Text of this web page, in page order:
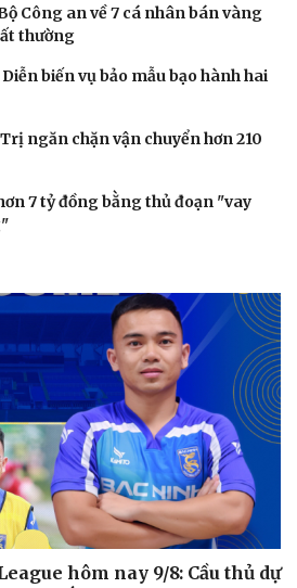
Công an về 7 cá nhân bán vàng
thường
biến vụ bảo mẫu bạo hành hai
ngăn chặn vận chuyển hơn 210
7 tỷ đồng bằng thủ đoạn "vay
hôm nay 9/8: Cầu thủ dự